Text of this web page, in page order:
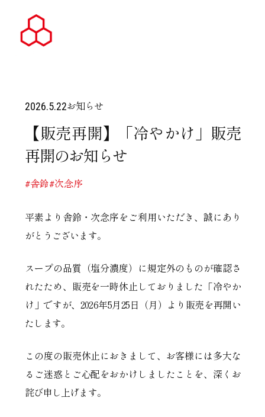
2026.5.22お知らせ
【販売再開】「冷やかけ」販売
再開のお知らせ
#舎鈴#次念序
平素より舎鈴・次念序をご利用いただき、誠にあり
がとうございます。
スープの品質（塩分濃度）に規定外のものが確認さ
れたため、販売を一時休止しておりました「冷やか
け」ですが、2026年5月25日（月）より販売を再開い
たします。
この度の販売休止におきまして、お客様には多大な
るご迷惑とご心配をおかけしましたことを、深くお
詫び申し上げます。